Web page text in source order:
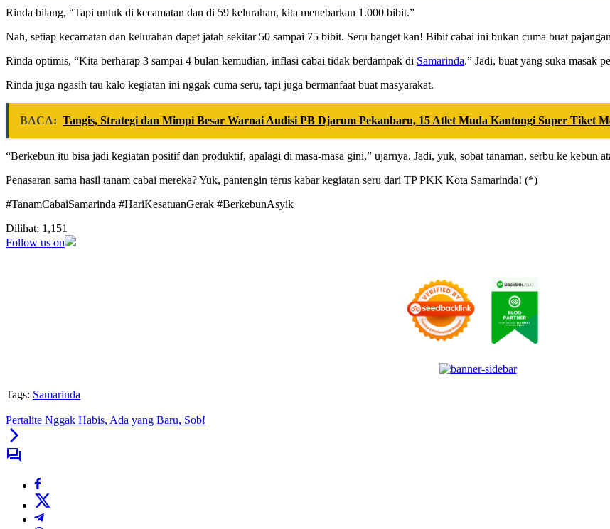
Rinda bilang, “Tapi untuk di kecamatan dan di 59 kelurahan, kita menebarkan 1.000 bibit.”
Nah, setiap kecamatan dan kelurahan dapet jatah sekitar 50 sampai 75 bibit. Seru banget kan! Bibit cabai ini bukan cuma buat
Rinda optimis, “Kita berharap 3 sampai 4 bulan kemudian, inflasi cabai tidak berdampak di Samarinda.” Jadi, buat yang suka masak
Rinda juga ngasih tau kalo kegiatan ini nggak cuma seru, tapi juga bermanfaat buat masyarakat.
BACA: Tangis, Strategi dan Mimpi Besar Warnai Audisi PB Djarum Pekanbaru, 15 Atlet Muda Kantongi Super Tiket
“Berkebun itu bisa jadi kegiatan positif dan produktif, apalagi di masa-masa gini,” ujarnya. Jadi, yuk, sobat tanaman, serbu ke kebun
Penasaran sama hasil tanam cabai mereka? Yuk, pantengin terus kabar kegiatan seru dari TP PKK Kota Samarinda! (*)
#TanamCabaiSamarinda #HariKesatuanGerak #BerkebunAsyik
Dilihat: 1,151
Follow us on
Tags: Samarinda
Pertalite Nggak Habis, Ada yang Baru, Sob!